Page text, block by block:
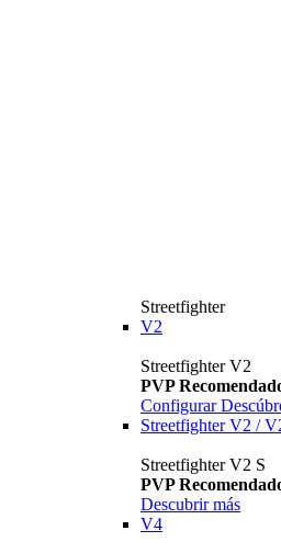
Streetfighter
V2
Streetfighter V2
PVP
Configurar
Streetfighter V2 /
Streetfighter V2 S
PVP
Descubrir más
V4